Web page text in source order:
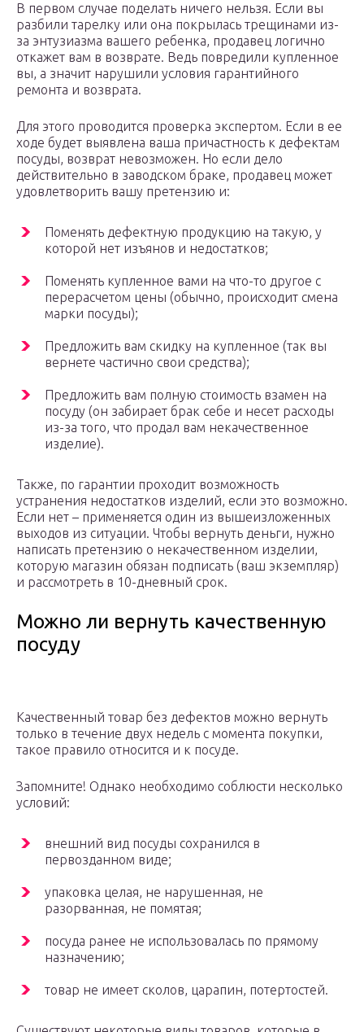
В первом случае поделать ничего нельзя. Если вы
разбили тарелку или она покрылась трещинами из-
за энтузиазма вашего ребенка, продавец логично
откажет вам в возврате. Ведь повредили купленное
вы, а значит нарушили условия гарантийного
ремонта и возврата.
Для этого проводится проверка экспертом. Если в ее
ходе будет выявлена ваша причастность к дефектам
посуды, возврат невозможен. Но если дело
действительно в заводском браке, продавец может
удовлетворить вашу претензию и:
Поменять дефектную продукцию на такую, у
которой нет изъянов и недостатков;
Поменять купленное вами на что-то другое с
перерасчетом цены (обычно, происходит смена
марки посуды);
Предложить вам скидку на купленное (так вы
вернете частично свои средства);
Предложить вам полную стоимость взамен на
посуду (он забирает брак себе и несет расходы
из-за того, что продал вам некачественное
изделие).
Также, по гарантии проходит возможность
устранения недостатков изделий, если это возможно.
Если нет – применяется один из вышеизложенных
выходов из ситуации. Чтобы вернуть деньги, нужно
написать претензию о некачественном изделии,
которую магазин обязан подписать (ваш экземпляр)
и рассмотреть в 10-дневный срок.
Можно ли вернуть качественную
посуду
Качественный товар без дефектов можно вернуть
только в течение двух недель с момента покупки,
такое правило относится и к посуде.
Запомните! Однако необходимо соблюсти несколько
условий:
внешний вид посуды сохранился в
первозданном виде;
упаковка целая, не нарушенная, не
разорванная, не помятая;
посуда ранее не использовалась по прямому
назначению;
товар не имеет сколов, царапин, потертостей.